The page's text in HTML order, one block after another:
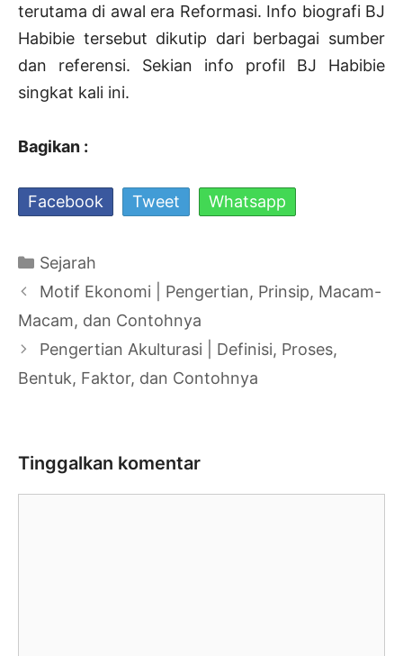
terutama di awal era Reformasi. Info biografi BJ
Habibie tersebut dikutip dari berbagai sumber
dan referensi. Sekian info profil BJ Habibie
singkat kali ini.
Bagikan :
Facebook Tweet Whatsapp
Kategori
Sejarah
Navigasi
Tulisan
Motif Ekonomi | Pengertian, Prinsip, Macam-
Macam, dan Contohnya
Pengertian Akulturasi | Definisi, Proses,
Bentuk, Faktor, dan Contohnya
Tinggalkan komentar